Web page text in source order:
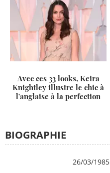
Avec ces 33 looks, Keira
Knightley illustre le chic à
l'anglaise à la perfection
BIOGRAPHIE
26/03/1985